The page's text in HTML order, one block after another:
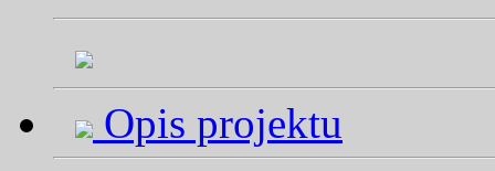
Opis projektu